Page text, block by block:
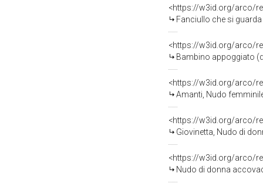
<https://w3id.org/arco/
Fanciullo che si
<https://w3id.org/arco/
Bambino appoggiato
<https://w3id.org/arco/
Amanti, Nudo femminile e
<https://w3id.org/arco/
Giovinetta, Nudo di
<https://w3id.org/arco/
Nudo di donna